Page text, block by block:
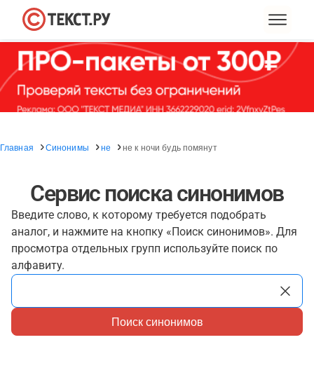
Главная Синонимы не не к ночи будь помянут
Сервис поиска синонимов
Введите слово, к которому требуется подобрать
аналог, и нажмите на кнопку «Поиск синонимов». Для
просмотра отдельных групп используйте поиск по
алфавиту.
Поиск синонимов